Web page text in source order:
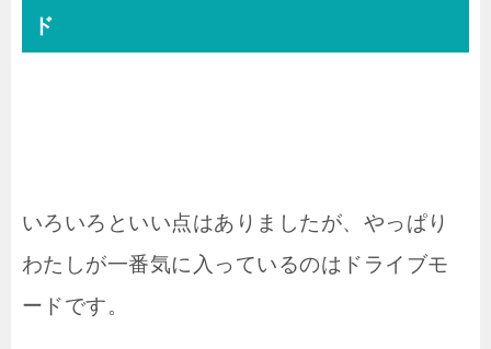
ド
いろいろといい点はありましたが、やっぱり
わたしが一番気に入っているのはドライブモ
ードです。